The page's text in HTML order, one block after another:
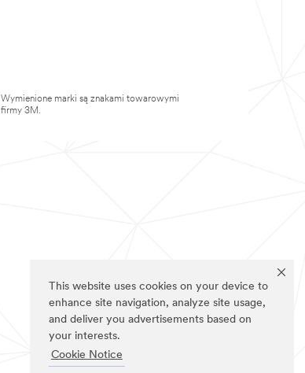
This website uses cookies on your device to
enhance site navigation, analyze site usage,
and deliver you advertisements based on
your interests.
Cookie Notice
Wymienione marki są znakami towarowymi
firmy 3M.